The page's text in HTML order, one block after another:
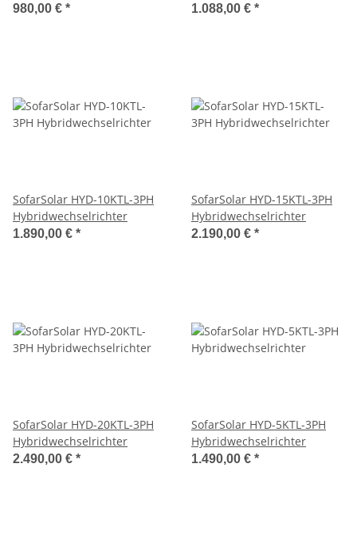
980,00 € * 1.088,00 € *
SofarSolar HYD-10KTL-3PH
Hybridwechselrichter
1.890,00 € *
SofarSolar HYD-15KTL-3PH
Hybridwechselrichter
2.190,00 € *
SofarSolar HYD-20KTL-3PH
Hybridwechselrichter
2.490,00 € *
SofarSolar HYD-5KTL-3PH
Hybridwechselrichter
1.490,00 € *